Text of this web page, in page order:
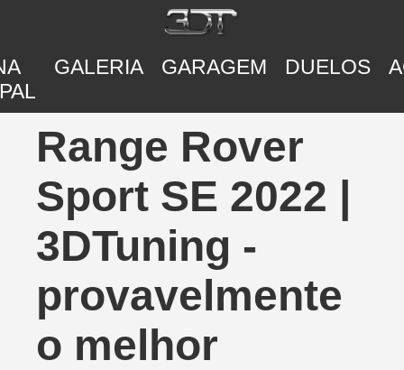
GALERIA GARAGEM DUELOS
Range Rover
Sport SE 2022 |
3DTuning -
provavelmente
o melhor